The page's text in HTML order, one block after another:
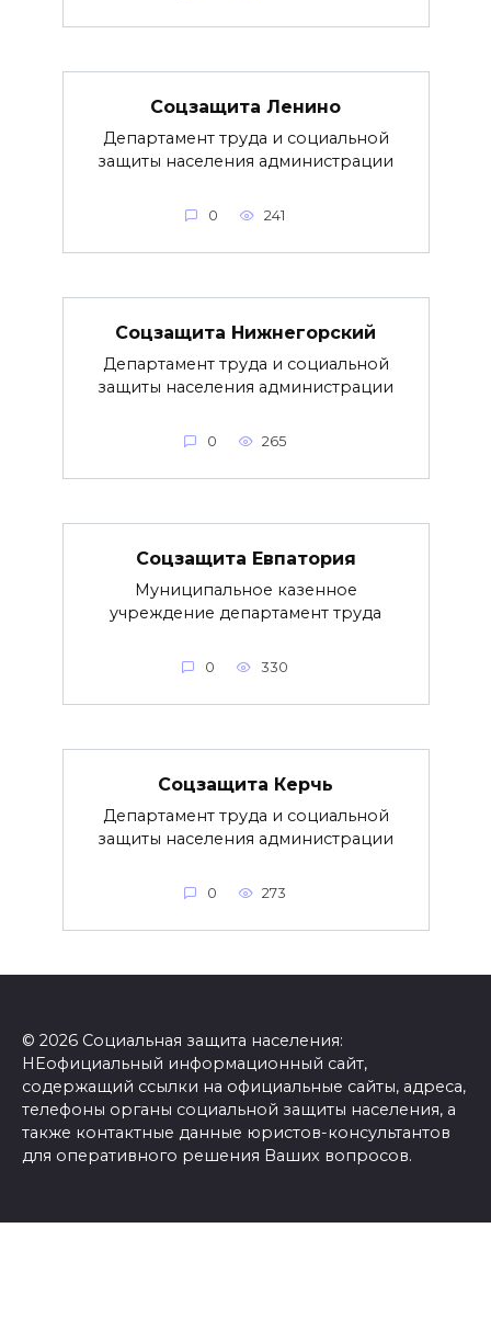
Соцзащита Ленино
Департамент труда и социальной
защиты населения администрации
0 241
Соцзащита Нижнегорский
Департамент труда и социальной
защиты населения администрации
0 265
Соцзащита Евпатория
Муниципальное казенное
учреждение департамент труда
0 330
Соцзащита Керчь
Департамент труда и социальной
защиты населения администрации
0 273
© 2026 Социальная защита населения:
НЕофициальный информационный сайт,
содержащий ссылки на официальные сайты, адреса,
телефоны органы социальной защиты населения, а
также контактные данные юристов-консультантов
для оперативного решения Ваших вопросов.